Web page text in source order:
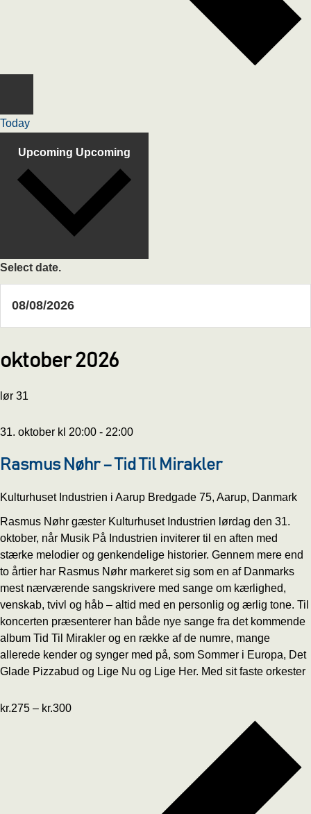
Today
Upcoming Upcoming
Select date.
oktober 2026
lør 31
31. oktober kl 20:00 - 22:00
Rasmus Nøhr – Tid Til Mirakler
Kulturhuset Industrien i Aarup Bredgade 75, Aarup, Danmark
Rasmus Nøhr gæster Kulturhuset Industrien lørdag den 31.
oktober, når Musik På Industrien inviterer til en aften med
stærke melodier og genkendelige historier. Gennem mere end
to årtier har Rasmus Nøhr markeret sig som en af Danmarks
mest nærværende sangskrivere med sange om kærlighed,
venskab, tvivl og håb – altid med en personlig og ærlig tone. Til
koncerten præsenterer han både nye sange fra det kommende
album Tid Til Mirakler og en række af de numre, mange
allerede kender og synger med på, som Sommer i Europa, Det
Glade Pizzabud og Lige Nu og Lige Her. Med sit faste orkester
kr.275 – kr.300